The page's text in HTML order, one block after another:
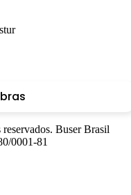
Buser Brasil
0001-81